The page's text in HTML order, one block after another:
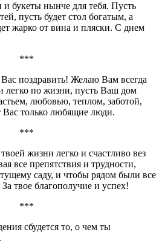
букеты нынче для тебя. Пусть
пусть будет стол богатым, а
жарко от вина и пляски. С днем
***
поздравить! Желаю Вам всегда
легко по жизни, пусть Ваш дом
любовью, теплом, заботой,
только любящие люди.
***
жизни легко и счастливо вез
все препятствия и трудности,
саду, и чтобы рядом были все
твое благополучие и успех!
***
сбудется то, о чем ты